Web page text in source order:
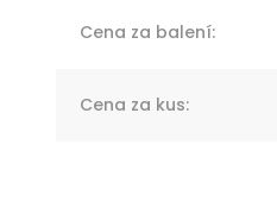
Cena za balení:
Cena za kus: